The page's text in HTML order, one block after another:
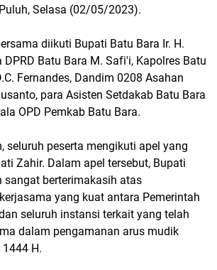
Selasa (02/05/2023).
diikuti Bupati Batu Bara Ir. H.
DPRD Batu Bara M. Safi'i, Kapolres Batu
Fernandes, Dandim 0208 Asahan
para Asisten Setdakab Batu Bara
OPD Pemkab Batu Bara.
seluruh peserta mengikuti apel yang
Zahir. Dalam apel tersebut, Bupati
sangat berterimakasih atas
yang kuat antara Pemerintah
seluruh instansi terkait yang telah
dalam pengamanan arus mudik
H.